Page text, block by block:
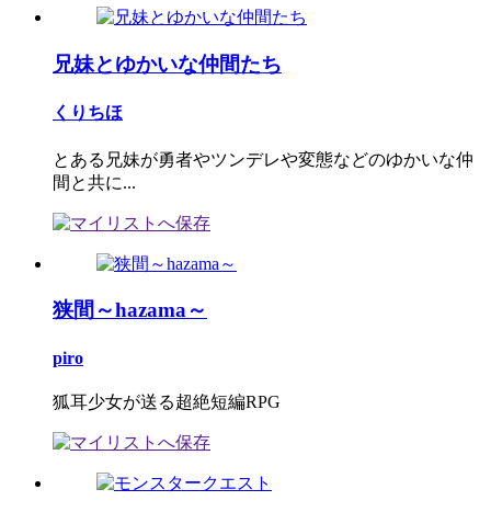
兄妹とゆかいな仲間たち
くりちほ
とある兄妹が勇者やツンデレや変態などのゆかいな仲
間と共に...
狭間～hazama～
piro
狐耳少女が送る超絶短編RPG